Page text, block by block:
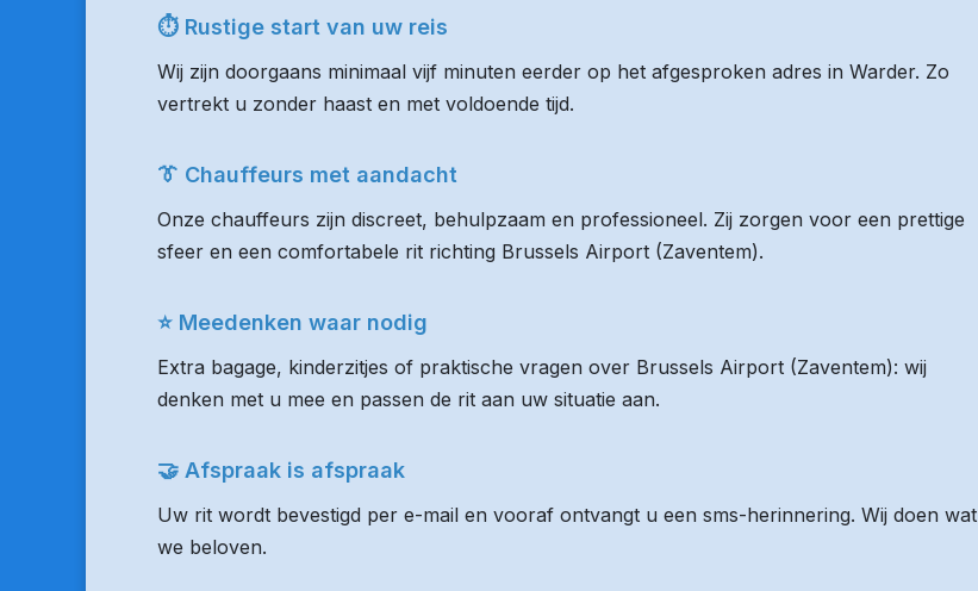
⏱ Rustige start van uw reis
Wij zijn doorgaans minimaal vijf minuten eerder op het afgesproken adres in Warder. Zo
vertrekt u zonder haast en met voldoende tijd.
👔 Chauffeurs met aandacht
Onze chauffeurs zijn discreet, behulpzaam en professioneel. Zij zorgen voor een prettige
sfeer en een comfortabele rit richting Brussels Airport (Zaventem).
⭐ Meedenken waar nodig
Extra bagage, kinderzitjes of praktische vragen over Brussels Airport (Zaventem): wij
denken met u mee en passen de rit aan uw situatie aan.
🤝 Afspraak is afspraak
Uw rit wordt bevestigd per e-mail en vooraf ontvangt u een sms-herinnering. Wij doen wat
we beloven.